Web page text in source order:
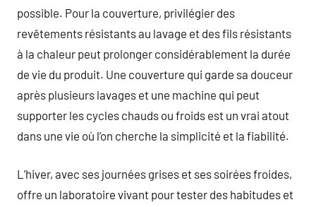
possible. Pour la couverture, privilégier des
revêtements résistants au lavage et des fils résistants
à la chaleur peut prolonger considérablement la durée
de vie du produit. Une couverture qui garde sa douceur
après plusieurs lavages et une machine qui peut
supporter les cycles chauds ou froids est un vrai atout
dans une vie où l’on cherche la simplicité et la fiabilité.
L’hiver, avec ses journées grises et ses soirées froides,
offre un laboratoire vivant pour tester des habitudes et